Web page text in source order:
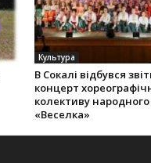
Культура
В Сокалі відбувся
концерт
колек­тиву
«Веселка»